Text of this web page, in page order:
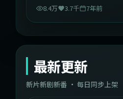
8.4万 3.7千 7年前
最新更新
新片新剧新番 · 每日同步上架
中国大陆